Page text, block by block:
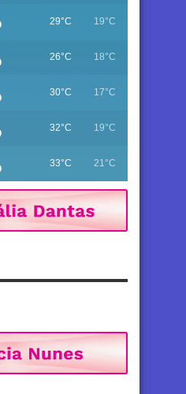
29°C 19°C
26°C 18°C
30°C 17°C
32°C 19°C
33°C 21°C